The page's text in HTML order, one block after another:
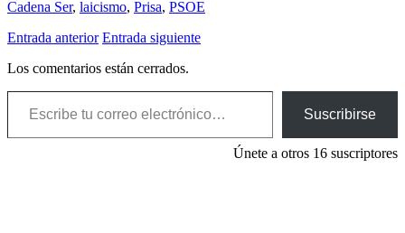
Cadena Ser, laicismo, Prisa, PSOE
Entrada anterior Entrada siguiente
Los comentarios están cerrados.
Escribe tu correo electrónico…
Suscribirse
Únete a otros 16 suscriptores